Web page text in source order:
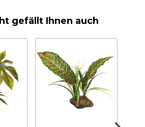
gefällt Ihnen auch